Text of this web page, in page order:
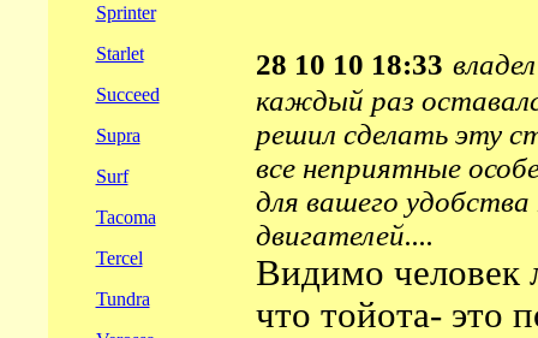
Sprinter
Starlet
Succeed
Supra
Surf
Tacoma
Tercel
Tundra
28 10 10 18:33
каждый раз
решил сделать эту
все неприятные
для вашего
двигателей....
Видимо человек
что тойота- это